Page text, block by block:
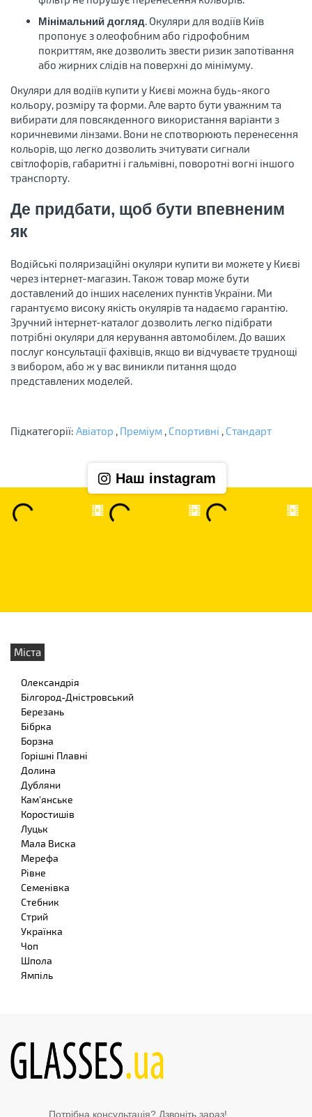
Мінімальний догляд. Окуляри для водіїв Київ
пропонує з олеофобним або гідрофобним
покриттям, яке дозволить звести ризик запотівання
або жирних слідів на поверхні до мінімуму.
Окуляри для водіїв купити у Києві можна будь-якого
кольору, розміру та форми. Але варто бути уважним та
вибирати для повсякденного використання варіанти з
коричневими лінзами. Вони не спотворюють перенесення
кольорів, що легко дозволить зчитувати сигнали
світлофорів, габаритні і гальмівні, поворотні вогні іншого
транспорту.
Де придбати, щоб бути впевненим
як
Водійські поляризаційні окуляри купити ви можете у Києві
через інтернет-магазин. Також товар може бути
доставлений до інших населених пунктів України. Ми
гарантуємо високу якість окулярів та надаємо гарантію.
Зручний інтернет-каталог дозволить легко підібрати
потрібні окуляри для керування автомобілем. До ваших
послуг консультації фахівців, якщо ви відчуваєте труднощі
з вибором, або ж у вас виникли питання щодо
представлених моделей.
Підкатегорії: Авіатор , Преміум , Спортивні , Стандарт
Наш instagram
Міста
Олександрія
Білгород-Дністровський
Березань
Бібрка
Борзна
Горішні Плавні
Долина
Дубляни
Кам'янське
Коростишів
Луцьк
Мала Виска
Мерефа
Рівне
Семенівка
Стебник
Стрий
Українка
Чоп
Шпола
Ямпіль
Потрібна консультація? Дзвоніть зараз!